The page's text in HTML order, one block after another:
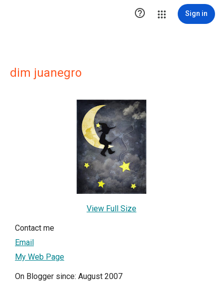
 Sign in
dim juanegro
View Full Size
Contact me
Email
My Web Page
On Blogger since: August 2007